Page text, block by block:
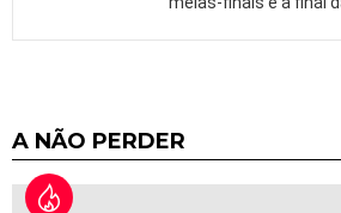
A NÃO PERDER